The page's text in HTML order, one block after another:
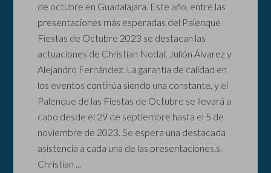
de octubre en Guadalajara. Este año, entre las
presentaciones más esperadas del Palenque
Fiestas de Octubre 2023 se destacan las
actuaciones de Christian Nodal, Julión Álvarez y
Alejandro Fernández. La garantía de calidad en
los eventos continúa siendo una constante, y el
Palenque de las Fiestas de Octubre se llevará a
cabo desde el 29 de septiembre hasta el 5 de
noviembre de 2023. Se espera una destacada
asistencia a cada una de las presentaciones.s.
Christian ...